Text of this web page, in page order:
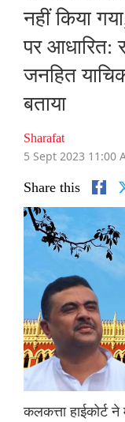
नहीं किया
पर आधारित:
जनहित
बताया
Sharafat
5 Sept 2023 11:00
Share this
कलकत्ता हाईकोर्ट